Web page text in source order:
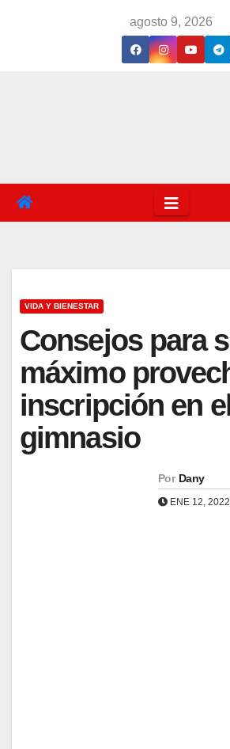
agosto 9, 2026
VIDA Y BIENESTAR
Consejos para
máximo
inscripción en el
gimnasio
Por Dany
ENE 12, 2022